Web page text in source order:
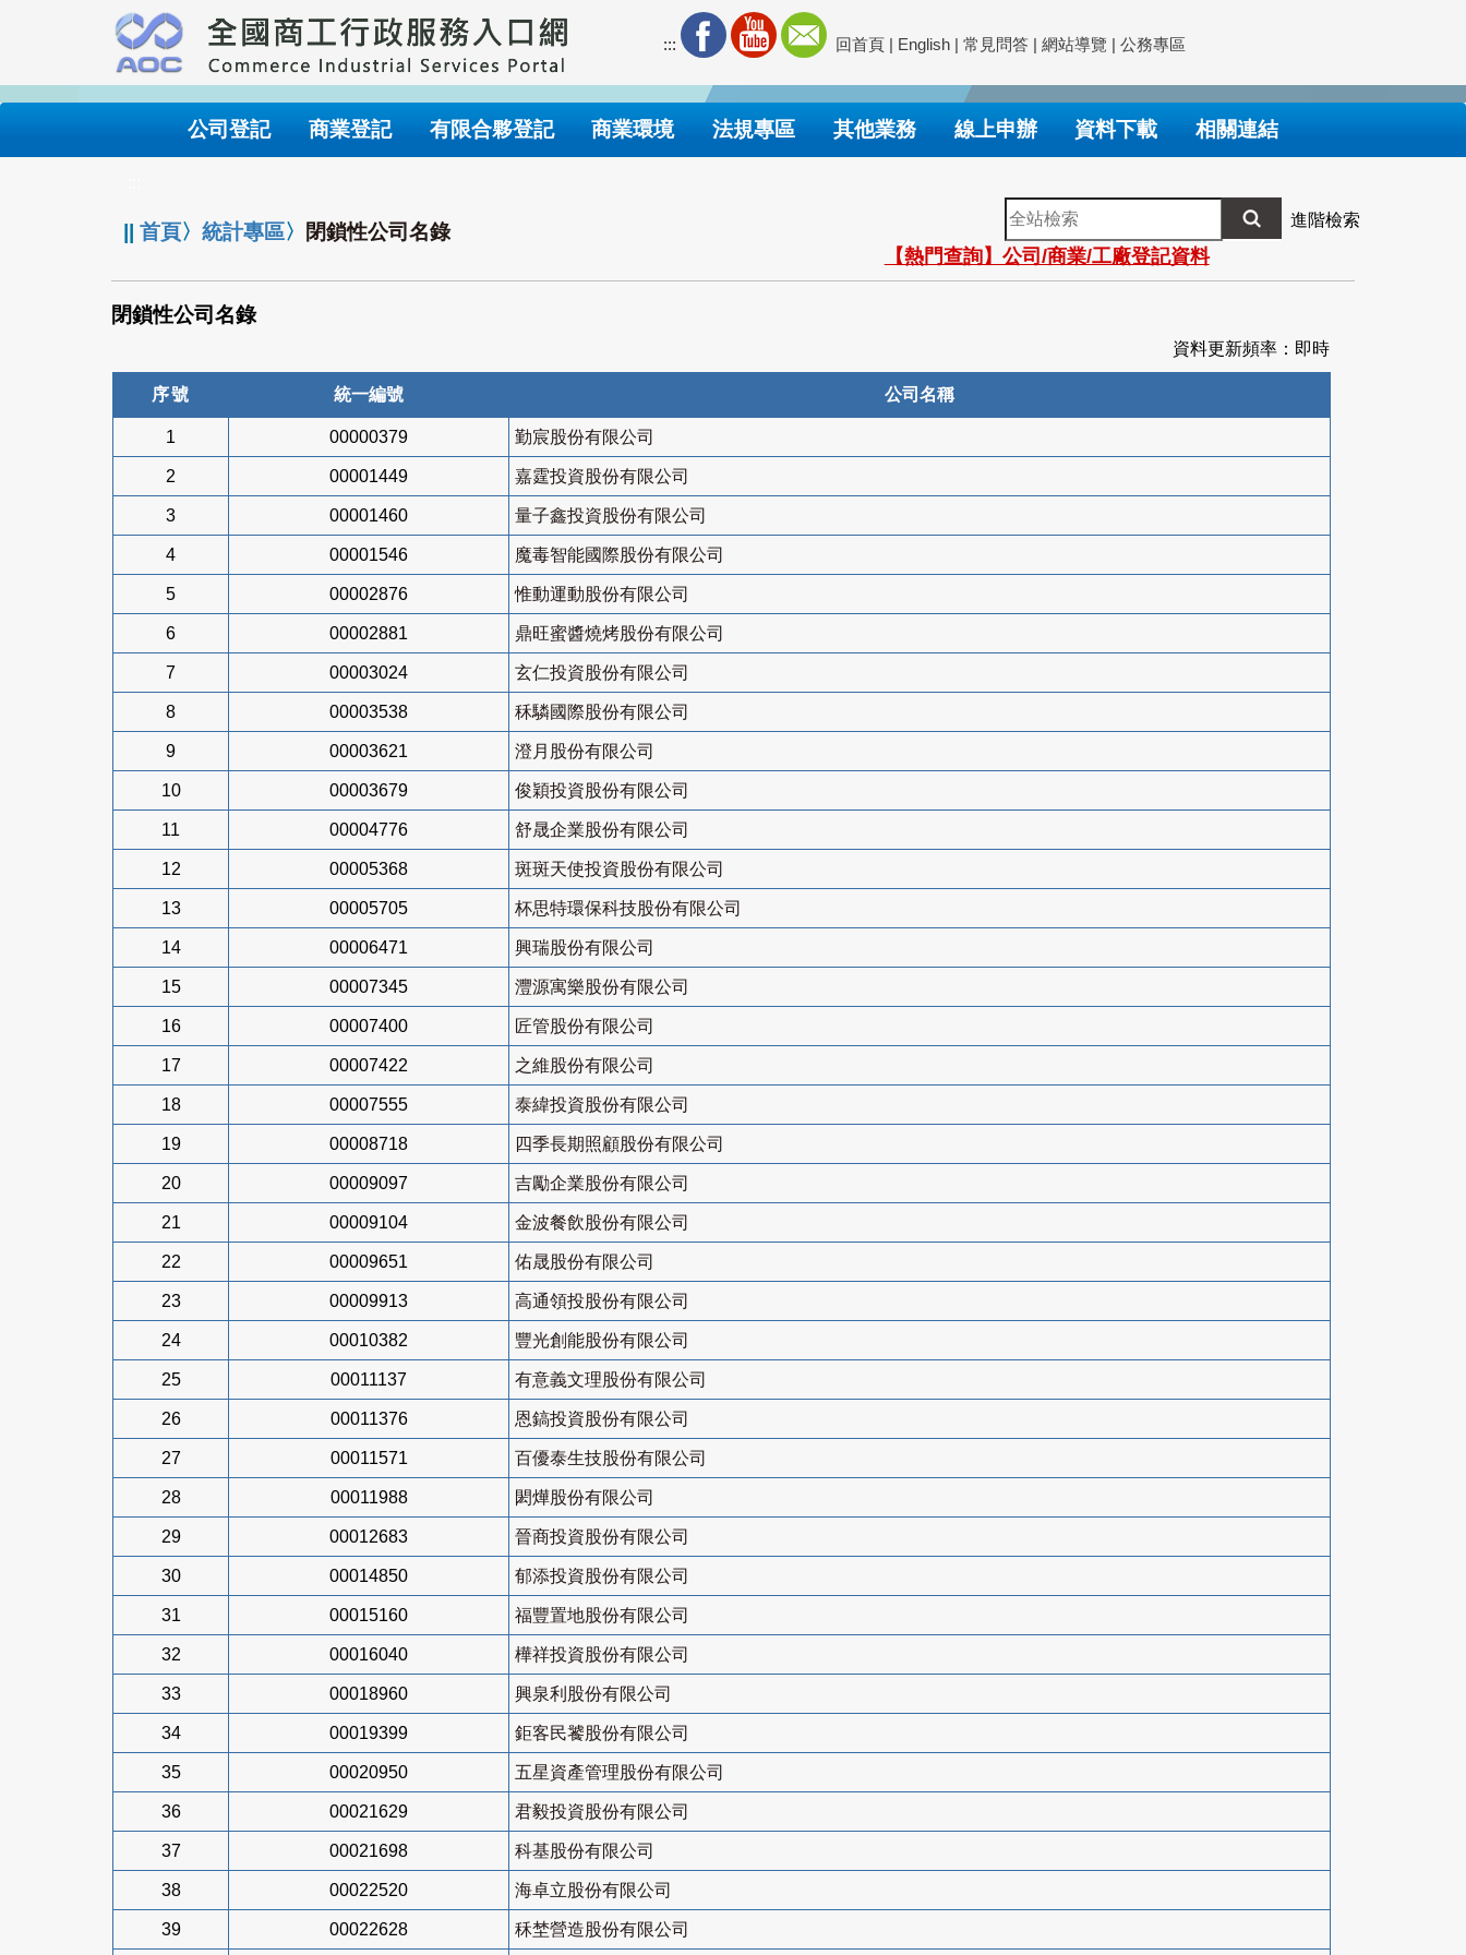
要
內
::: 回首頁 | English | 常見問答 | 網站導覽 | 公務專區
公司登記 商業登記 有限合夥登記 商業環境 法規專區 其他業務 線上申辦 資料下載 相關連結
||首頁〉統計專區〉 閉鎖性公司名錄
全
站
檢
索
進階檢索
【熱門查詢】公司/商業/工廠登記資料
閉鎖性公司名錄
資料更新頻率：即時
序號 統一編號 公司名稱
1 00000379 勤宸股份有限公司
2 00001449 嘉霆投資股份有限公司
3 00001460 量子鑫投資股份有限公司
4 00001546 魔毒智能國際股份有限公司
5 00002876 惟動運動股份有限公司
6 00002881 鼎旺蜜醬燒烤股份有限公司
7 00003024 玄仁投資股份有限公司
8 00003538 秝驎國際股份有限公司
9 00003621 澄月股份有限公司
10 00003679 俊穎投資股份有限公司
11 00004776 舒晟企業股份有限公司
12 00005368 斑斑天使投資股份有限公司
13 00005705 杯思特環保科技股份有限公司
14 00006471 興瑞股份有限公司
15 00007345 灃源寓樂股份有限公司
16 00007400 匠管股份有限公司
17 00007422 之維股份有限公司
18 00007555 泰緯投資股份有限公司
19 00008718 四季長期照顧股份有限公司
20 00009097 吉勵企業股份有限公司
21 00009104 金波餐飲股份有限公司
22 00009651 佑晟股份有限公司
23 00009913 高通領投股份有限公司
24 00010382 豐光創能股份有限公司
25 00011137 有意義文理股份有限公司
26 00011376 恩鎬投資股份有限公司
27 00011571 百優泰生技股份有限公司
28 00011988 閎燁股份有限公司
29 00012683 晉商投資股份有限公司
30 00014850 郁添投資股份有限公司
31 00015160 福豐置地股份有限公司
32 00016040 樺祥投資股份有限公司
33 00018960 興泉利股份有限公司
34 00019399 鉅客民饕股份有限公司
35 00020950 五星資產管理股份有限公司
36 00021629 君毅投資股份有限公司
37 00021698 科基股份有限公司
38 00022520 海卓立股份有限公司
39 00022628 秝埜營造股份有限公司